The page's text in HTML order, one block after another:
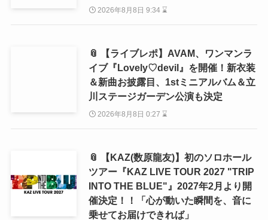
2026年8月8日 9:34 ⌛
📎 【ライブレポ】AVAM、ワンマンラ
イブ『Lovely♡devil』を開催！新衣装
＆新曲お披露目、1stミニアルバム＆立
川ステージガーデン公演も決定
2026年8月8日 0:27 ⌛
📎 【KAZ(数原龍友)】初のソロホール
ツアー『KAZ LIVE TOUR 2027 "TRIP
INTO THE BLUE"』2027年2月より開
催決定！！「心が動いた瞬間を、音に
乗せてお届けできれば」